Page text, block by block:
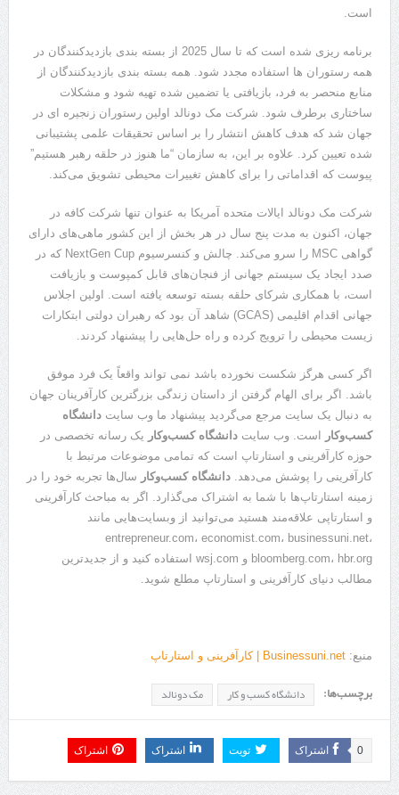
است.
برنامه ریزی شده است که تا سال 2025 از بسته بندی بازدیدکنندگان در
همه رستوران ها استفاده مجدد شود. همه بسته بندی بازدیدکنندگان از
منابع منحصر به فرد، بازیافتی یا تضمین شده تهیه شود و مشکلات
ساختاری برطرف شود. شرکت مک دونالد اولین رستوران زنجیره ای در
جهان شد که هدف کاهش انتشار را بر اساس تحقیقات علمی پشتیبانی
شده تعیین کرد. علاوه بر این، به سازمان “ما هنوز در حلقه رهبر هستیم”
پیوست که اقداماتی را برای کاهش تغییرات محیطی تشویق می‌کند.
شرکت مک دونالد ایالات متحده آمریکا به عنوان تنها شرکت کافه در
جهان، اکنون به مدت پنج سال در هر بخش از این کشور ماهی‌های دارای
گواهی MSC را سرو می‌کند. چالش و کنسرسیوم NextGen Cup که در
صدد ایجاد یک سیستم جهانی از فنجان‌های قابل کمپوست و بازیافت
است، با همکاری شرکای حلقه بسته توسعه یافته است. اولین اجلاس
جهانی اقدام اقلیمی (GCAS) شاهد آن بود که رهبران دولتی ابتکارات
زیست محیطی را ترویج کرده و راه حل‌هایی را پیشنهاد کردند.
اگر کسی هرگز شکست نخورده باشد نمی تواند واقعاً یک فرد موفق
باشد. اگر برای الهام گرفتن از داستان زندگی بزرگترین کارآفرینان جهان
به دنبال یک سایت مرجع می‌گردید پیشنهاد ما وب‌ سایت دانشگاه
کسب‌وکار است. وب‌ سایت دانشگاه کسب‌وکار یک رسانه تخصصی در
حوزه کارآفرینی و استارتاپ است که تمامی موضوعات مرتبط با
کارآفرینی را پوشش می‌دهد. دانشگاه کسب‌وکار سال‌ها تجربه خود را در
زمینه استارتاپ‌ها با شما به اشتراک می‌گذارد. اگر به مباحث کارآفرینی
و استارتاپی علاقه‌مند هستید می‌توانید از وبسایت‌هایی مانند
entrepreneur.com، economist.com، businessuni.net،
bloomberg.com، hbr.org و wsj.com استفاده کنید و از جدیدترین
مطالب دنیای کارآفرینی و استارتاپ مطلع شوید.
منبع: Businessuni.net | کارآفرینی و استارتاپ
برچسب‌ها: دانشگاه کسب و کار مک دونالد
اشتراک 0 تویت اشتراک اشتراک